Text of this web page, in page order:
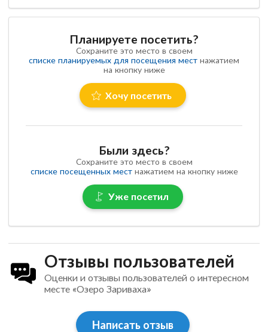
Планируете посетить?
Сохраните это место в своем
списке планируемых для посещения мест нажатием
на кнопку ниже
Хочу посетить
Были здесь?
Сохраните это место в своем
списке посещенных местнажатием на кнопку ниже
Уже посетил
Отзывы пользователей
Оценки и отзывы пользователей о интересном
месте «Озеро Зариваха»
Написать отзыв